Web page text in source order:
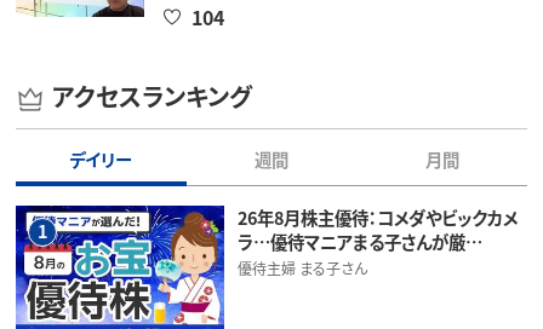
104
アクセスランキング
デイリー 週間 月間
1
26年8月株主優待：コメダやビックカメ
ラ…優待マニアまる子さんが厳…
優待主婦 まる子さん